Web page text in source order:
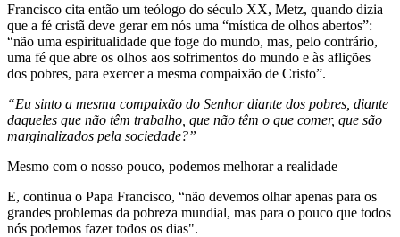
Francisco cita então um teólogo do século XX, Metz, quando dizia
que a fé cristã deve gerar em nós uma “mística de olhos abertos”:
“não uma espiritualidade que foge do mundo, mas, pelo contrário,
uma fé que abre os olhos aos sofrimentos do mundo e às aflições
dos pobres, para exercer a mesma compaixão de Cristo”.
“Eu sinto a mesma compaixão do Senhor diante dos pobres, diante
daqueles que não têm trabalho, que não têm o que comer, que são
marginalizados pela sociedade?”
Mesmo com o nosso pouco, podemos melhorar a realidade
E, continua o Papa Francisco, “não devemos olhar apenas para os
grandes problemas da pobreza mundial, mas para o pouco que todos
nós podemos fazer todos os dias".